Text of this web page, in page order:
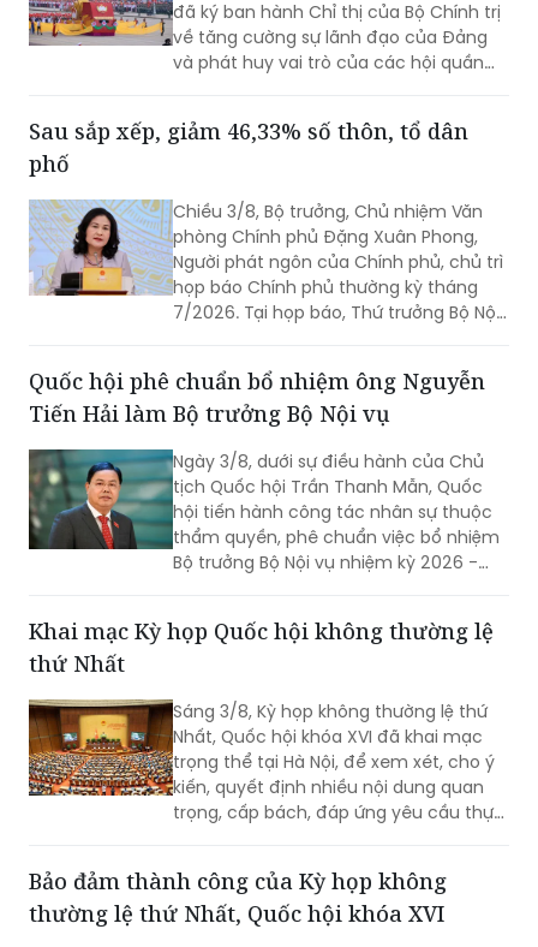
đã ký ban hành Chỉ thị của Bộ Chính trị
về tăng cường sự lãnh đạo của Đảng
và phát huy vai trò của các hội quần
Sau sắp xếp, giảm 46,33% số thôn, tổ dân
phố
Chiều 3/8, Bộ trưởng, Chủ nhiệm Văn
phòng Chính phủ Đặng Xuân Phong,
Người phát ngôn của Chính phủ, chủ trì
họp báo Chính phủ thường kỳ tháng
7/2026. Tại họp báo, Thứ trưởng Bộ Nội
toàn quốc.
Quốc hội phê chuẩn bổ nhiệm ông Nguyễn
Tiến Hải làm Bộ trưởng Bộ Nội vụ
Ngày 3/8, dưới sự điều hành của Chủ
tịch Quốc hội Trần Thanh Mẫn, Quốc
hội tiến hành công tác nhân sự thuộc
thẩm quyền, phê chuẩn việc bổ nhiệm
Bộ trưởng Bộ Nội vụ nhiệm kỳ 2026 -
quyền Bộ trưởng Bộ Nội vụ.
Khai mạc Kỳ họp Quốc hội không thường lệ
thứ Nhất
Sáng 3/8, Kỳ họp không thường lệ thứ
Nhất, Quốc hội khóa XVI đã khai mạc
trọng thể tại Hà Nội, để xem xét, cho ý
kiến, quyết định nhiều nội dung quan
trọng, cấp bách, đáp ứng yêu cầu thực
Bảo đảm thành công của Kỳ họp không
thường lệ thứ Nhất, Quốc hội khóa XVI